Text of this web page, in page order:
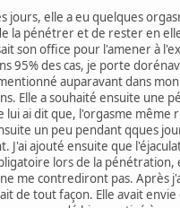
jours, elle a eu quelques
la pénétrer et de rester en
son office pour l'amener à
95% des cas, je porte
auparavant dans
Elle a souhaité ensuite une
lui ai dit que, l'orgasme même
un peu pendant qques
J'ai ajouté ensuite que
lors de la pénétration,
me contrediront pas. Après
de tout façon. Elle avait